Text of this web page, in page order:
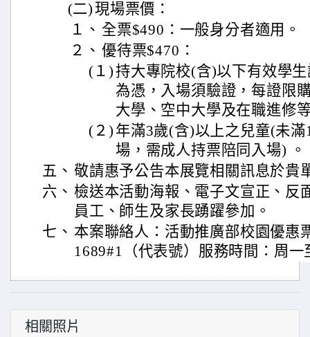
(二)現場票價：
１、 全票$490：一般身分者適用。
２、 優待票$470：
(１)持大專院校(含)以下有效學
為憑，入場須驗證，每證限
大學、空中大學及在職進修
(２) 年滿3歲(含)以上之兒童(未
場，需成人持票陪同入場) 。
五、 敬請惠予公告本展覽相關訊息於貴
六、 檢送本活動海報、電子文宣正、反
員工、師生及家長踴躍參加。
七、 本案聯絡人：活動推廣部校園優惠
1689#1（代表號）服務時間：周
相關照片